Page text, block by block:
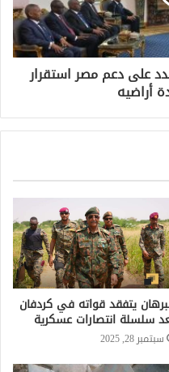
على دعم مصر استقرار
أراضيه
يتفقد قواته في كردفان
سلسلة انتصارات عسكرية
سبتمبر 28, 2025